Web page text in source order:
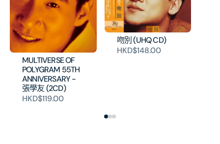
MULTIVERSE OF
POLYGRAM 55TH
ANNIVERSARY -
張學友 (2CD)
HKD$119.00
吻別 (UHQ CD)
HKD$148.00